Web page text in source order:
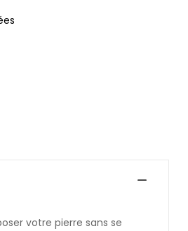
votre pierre sans se